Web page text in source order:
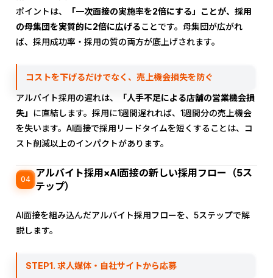
ポイントは、
「一次面接の実施率を2倍にする」ことが、採用
の母集団を実質的に2倍に広げることです。母集団が広がれ
ば、採用成功率・採用の質の両方が底上げされます。
コストを下げるだけでなく、売上機会損失を防ぐ
アルバイト採用の遅れは、
「人手不足による店舗の営業機会損
失」 に直結します。採用に1週間遅れれば、1週間分の売上機会
を失います。AI面接で採用リードタイムを短くすることは、コ
スト削減以上のインパクトがあります。
04
アルバイト採用×AI面接の新しい採用フロー（5ス
テップ）
AI面接を組み込んだアルバイト採用フローを、5ステップで解
説します。
STEP1. 求人媒体・自社サイトから応募